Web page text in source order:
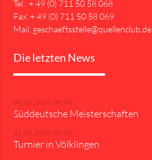
Tel.: + 49 (0) 711 50 58 068
Fax: + 49 (0) 711 50 58 069
Mail: geschaeftsstelle@quellenclub.de
Die letzten News
06.03.2026 09:00
Süddeutsche Meisterschaften
21.02.2026 09:00
Turnier in Völklingen